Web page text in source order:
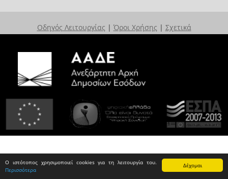
Δέχομαι
Ο ιστότοπος χρησιμοποιεί cookies για τη λειτουργία του.
Περισσότερα
Οδηγός Λειτουργίας | Όροι Χρήσης | Σχετικά